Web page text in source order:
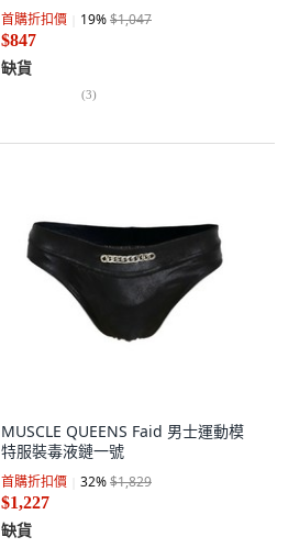
首購折扣價 19%$1,047
$847
缺貨
(3)
MUSCLE QUEENS Faid 男士運動模
特服裝毒液鏈一號
首購折扣價 32%$1,829
$1,227
缺貨